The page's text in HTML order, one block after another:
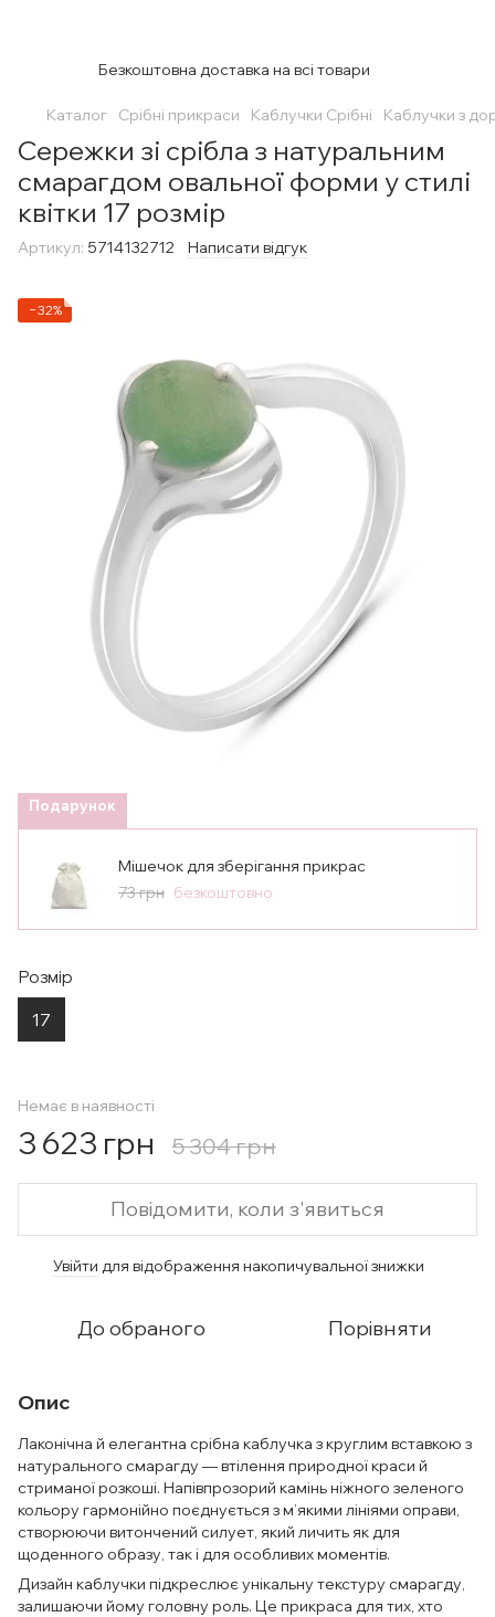
Безкоштовна доставка на всі товари
Каталог Срібні прикраси Каблучки Срібні Каблучки з
Сережки зі срібла з натуральним
смарагдом овальної форми у стилі
квітки 17 розмір
Артикул: 5714132712 Написати відгук
−32%
Подарунок
Мішечок для зберігання прикрас
73 грн безкоштовно
Розмір
17
Немає в наявності
3 623 грн 5 304 грн
Повідомити, коли з'явиться
Увійти для відображення накопичувальної знижки
До обраного Порівняти
Опис
Лаконічна й елегантна срібна каблучка з круглим вставкою з
натурального смарагду — втілення природної краси й
стриманої розкоші. Напівпрозорий камінь ніжного зеленого
кольору гармонійно поєднується з м’якими лініями оправи,
створюючи витончений силует, який личить як для
щоденного образу, так і для особливих моментів.
Дизайн каблучки підкреслює унікальну текстуру смарагду,
залишаючи йому головну роль. Це прикраса для тих, хто